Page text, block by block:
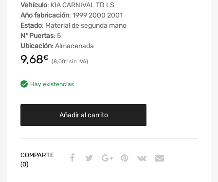
Vehículo: KIA CARNIVAL TD LS
Año fabricación: 1999 2000 2001
Estado: Material de segunda mano
Nº Puertas: 5
Ubicación: Almacenada
9,68€ 8,00€
Hay existencias
Añadir al carrito
COMPARTE
(0)